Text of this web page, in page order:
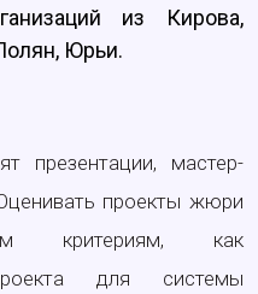
из Кирова,
Юрьи.
презентации, мастер-
проекты жюри
критериям, как
для системы